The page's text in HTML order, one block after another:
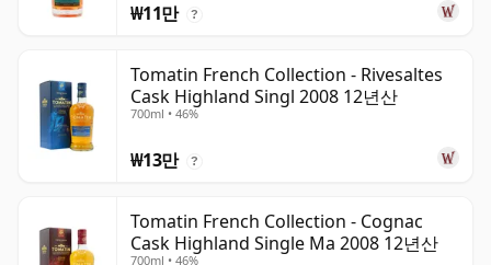
₩11만 ?
Tomatin French Collection - Rivesaltes
Cask Highland Singl 2008 12년산
700ml • 46%
₩13만 ?
Tomatin French Collection - Cognac
Cask Highland Single Ma 2008 12년산
700ml • 46%